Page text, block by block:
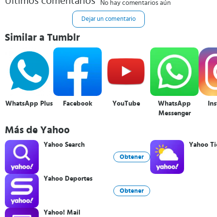
No hay comentarios aún
Dejar un comentario
Similar a Tumblr
WhatsApp Plus Facebook YouTube
WhatsApp
Messenger
Más de Yahoo
Yahoo Search
Obtener
Yahoo Deportes
Obtener
Yahoo! Mail
Yahoo